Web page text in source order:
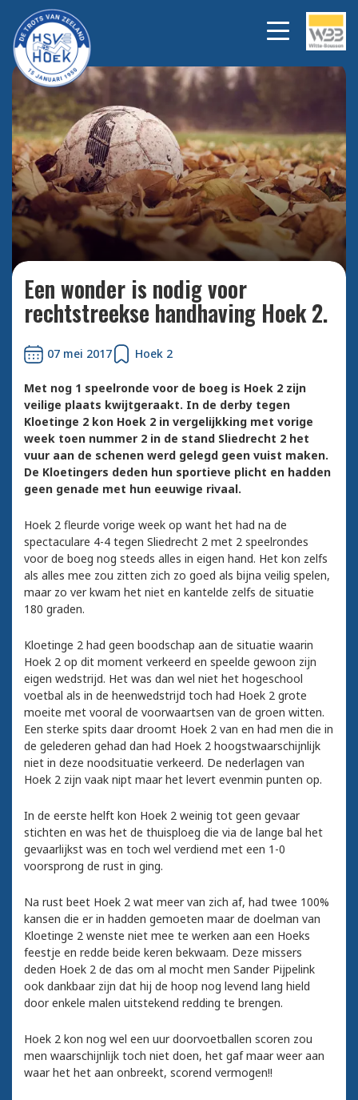
Bekijk alle foto's
Een wonder is nodig voor
rechtstreekse handhaving Hoek 2.
07 mei 2017 Hoek 2
Met nog 1 speelronde voor de boeg is Hoek 2 zijn
veilige plaats kwijtgeraakt. In de derby tegen
Kloetinge 2 kon Hoek 2 in vergelijkking met vorige
week toen nummer 2 in de stand Sliedrecht 2 het
vuur aan de schenen werd gelegd geen vuist maken.
De Kloetingers deden hun sportieve plicht en hadden
geen genade met hun eeuwige rivaal.
Hoek 2 fleurde vorige week op want het had na de
spectaculare 4-4 tegen Sliedrecht 2 met 2 speelrondes
voor de boeg nog steeds alles in eigen hand. Het kon zelfs
als alles mee zou zitten zich zo goed als bijna veilig spelen,
maar zo ver kwam het niet en kantelde zelfs de situatie
180 graden.
Kloetinge 2 had geen boodschap aan de situatie waarin
Hoek 2 op dit moment verkeerd en speelde gewoon zijn
eigen wedstrijd. Het was dan wel niet het hogeschool
voetbal als in de heenwedstrijd toch had Hoek 2 grote
moeite met vooral de voorwaartsen van de groen witten.
Een sterke spits daar droomt Hoek 2 van en had men die in
de gelederen gehad dan had Hoek 2 hoogstwaarschijnlijk
niet in deze noodsituatie verkeerd. De nederlagen van
Hoek 2 zijn vaak nipt maar het levert evenmin punten op.
In de eerste helft kon Hoek 2 weinig tot geen gevaar
stichten en was het de thuisploeg die via de lange bal het
gevaarlijkst was en toch wel verdiend met een 1-0
voorsprong de rust in ging.
Na rust beet Hoek 2 wat meer van zich af, had twee 100%
kansen die er in hadden gemoeten maar de doelman van
Kloetinge 2 wenste niet mee te werken aan een Hoeks
feestje en redde beide keren bekwaam. Deze missers
deden Hoek 2 de das om al mocht men Sander Pijpelink
ook dankbaar zijn dat hij de hoop nog levend lang hield
door enkele malen uitstekend redding te brengen.
Hoek 2 kon nog wel een uur doorvoetballen scoren zou
men waarschijnlijk toch niet doen, het gaf maar weer aan
waar het het aan onbreekt, scorend vermogen!!